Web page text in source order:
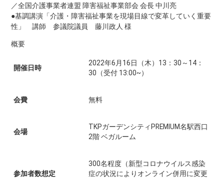
／全国介護事業者連盟 障害福祉事業部会 会長 中川亮
●基調講演「介護・障害福祉事業を現場目線で変革していく重要
性」 講師 参議院議員 藤川政人 様
概要
開催日時
2022年6月16日（木）13：30～14：
30（受付 13:00~）
会費 無料
会場
TKPガーデンシティPREMIUM名駅西口
2階 ベガルーム
参加者数想定
300名程度（新型コロナウイルス感染
症の状況によりオンライン併用に変更